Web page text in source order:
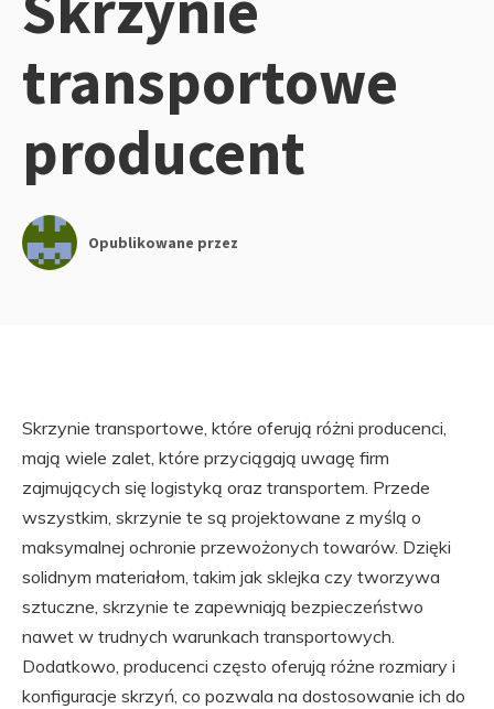
transportowe
producent
Opublikowane przez
Skrzynie transportowe, które oferują różni producenci,
mają wiele zalet, które przyciągają uwagę firm
zajmujących się logistyką oraz transportem. Przede
wszystkim, skrzynie te są projektowane z myślą o
maksymalnej ochronie przewożonych towarów. Dzięki
solidnym materiałom, takim jak sklejka czy tworzywa
sztuczne, skrzynie te zapewniają bezpieczeństwo
nawet w trudnych warunkach transportowych.
Dodatkowo, producenci często oferują różne rozmiary i
konfiguracje skrzyń, co pozwala na dostosowanie ich do